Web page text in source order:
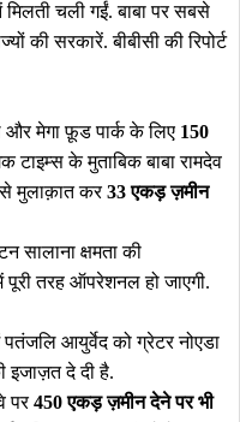
चली गईं. बाबा पर सबसे
की सरकारें. बीबीसी की रिपोर्ट
मेगा फ़ूड पार्क के लिए 150
टाइम्स के मुताबिक बाबा रामदेव
से मुलाक़ात कर33 एकड़ ज़मीन
सालाना क्षमता की
पूरी तरह ऑपरेशनल हो जाएगी.
आयुर्वेद को ग्रेटर नोएडा
इजाज़त दे दी है.
पर450 एकड़ ज़मीन देने पर भी